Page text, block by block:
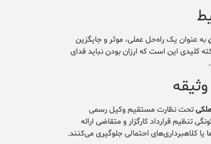
به عنوان یک راه‌حل عملی، موثر و جایگزین
کلیدی این است که ارزان بودن نباید فدای
تحت نظارت مستقیم وکیل رسمی
تنظیم قرارداد کارگزار و متقاضی ارائه
کلاهبرداری‌های احتمالی جلوگیری می‌کنند.